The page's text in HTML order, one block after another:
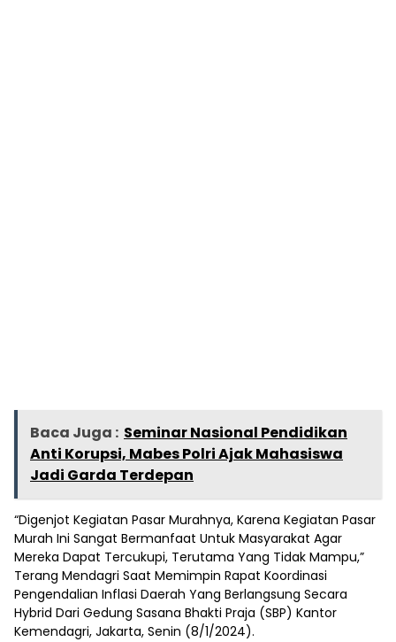
Baca Juga : Seminar Nasional Pendidikan
Anti Korupsi, Mabes Polri Ajak Mahasiswa
Jadi Garda Terdepan
“Digenjot Kegiatan Pasar Murahnya, Karena Kegiatan Pasar
Murah Ini Sangat Bermanfaat Untuk Masyarakat Agar
Mereka Dapat Tercukupi, Terutama Yang Tidak Mampu,”
Terang Mendagri Saat Memimpin Rapat Koordinasi
Pengendalian Inflasi Daerah Yang Berlangsung Secara
Hybrid Dari Gedung Sasana Bhakti Praja (SBP) Kantor
Kemendagri, Jakarta, Senin (8/1/2024).